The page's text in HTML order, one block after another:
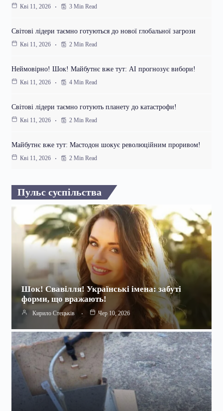
Кві 11, 2026 3 Min Read
Світові лідери таємно готуються до нової глобальної загрози
Кві 11, 2026 2 Min Read
Неймовірно! Шок! Майбутнє вже тут: AI прогнозує вибори!
Кві 11, 2026 4 Min Read
Світові лідери таємно готують планету до катастрофи!
Кві 11, 2026 2 Min Read
Майбутнє вже тут: Мастодон шокує революційним проривом!
Кві 11, 2026 2 Min Read
Пульс суспільства
Шок! Свавілля! Українські імена: забуті
форми, що вражають!
Кирило Стецьків Чер 10, 2026